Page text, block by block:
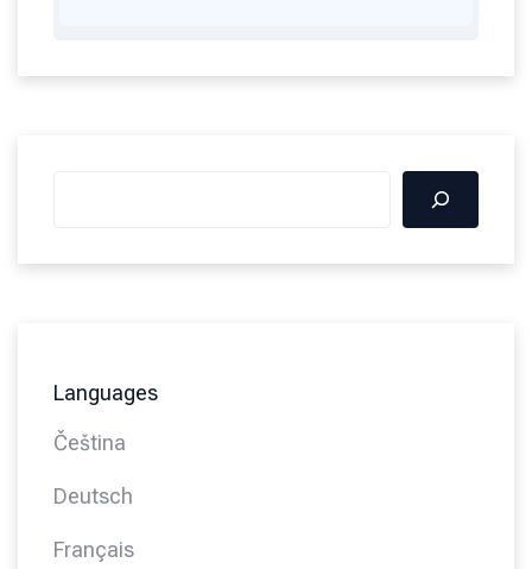
Languages
Čeština
Deutsch
Français